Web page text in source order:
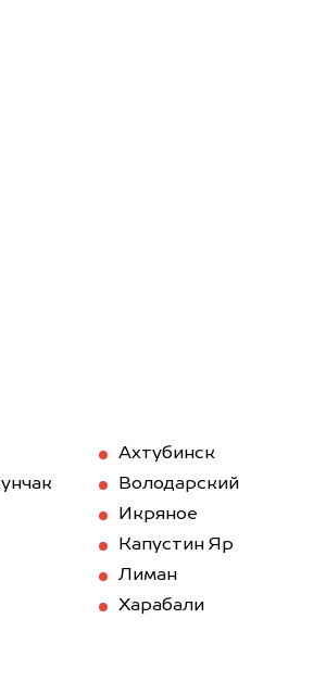
Ахтубинск
Володарский
Икряное
Капустин Яр
Лиман
Харабали